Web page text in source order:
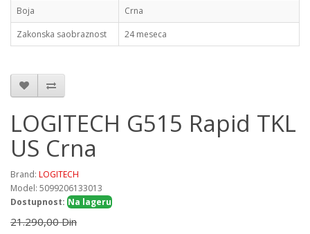
Boja
Crna
Zakonska saobraznost
24 meseca
LOGITECH G515 Rapid TKL
US Crna
Brand: LOGITECH
Model: 5099206133013
Dostupnost: Na lageru
21.290,00 Din